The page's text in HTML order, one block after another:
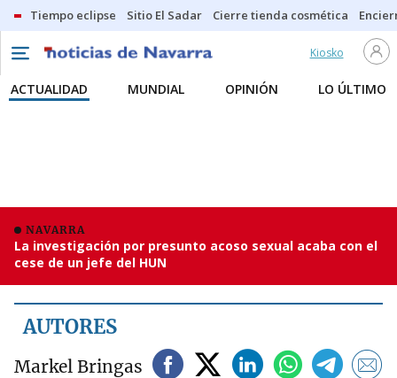
Tiempo eclipse Sitio El Sadar Cierre tienda cosmética
Kiosko
ACTUALIDAD MUNDIAL OPINIÓN LO ÚLTIMO
NAVARRA
La investigación por presunto acoso sexual acaba con el
cese de un jefe del HUN
AUTORES
Markel Bringas